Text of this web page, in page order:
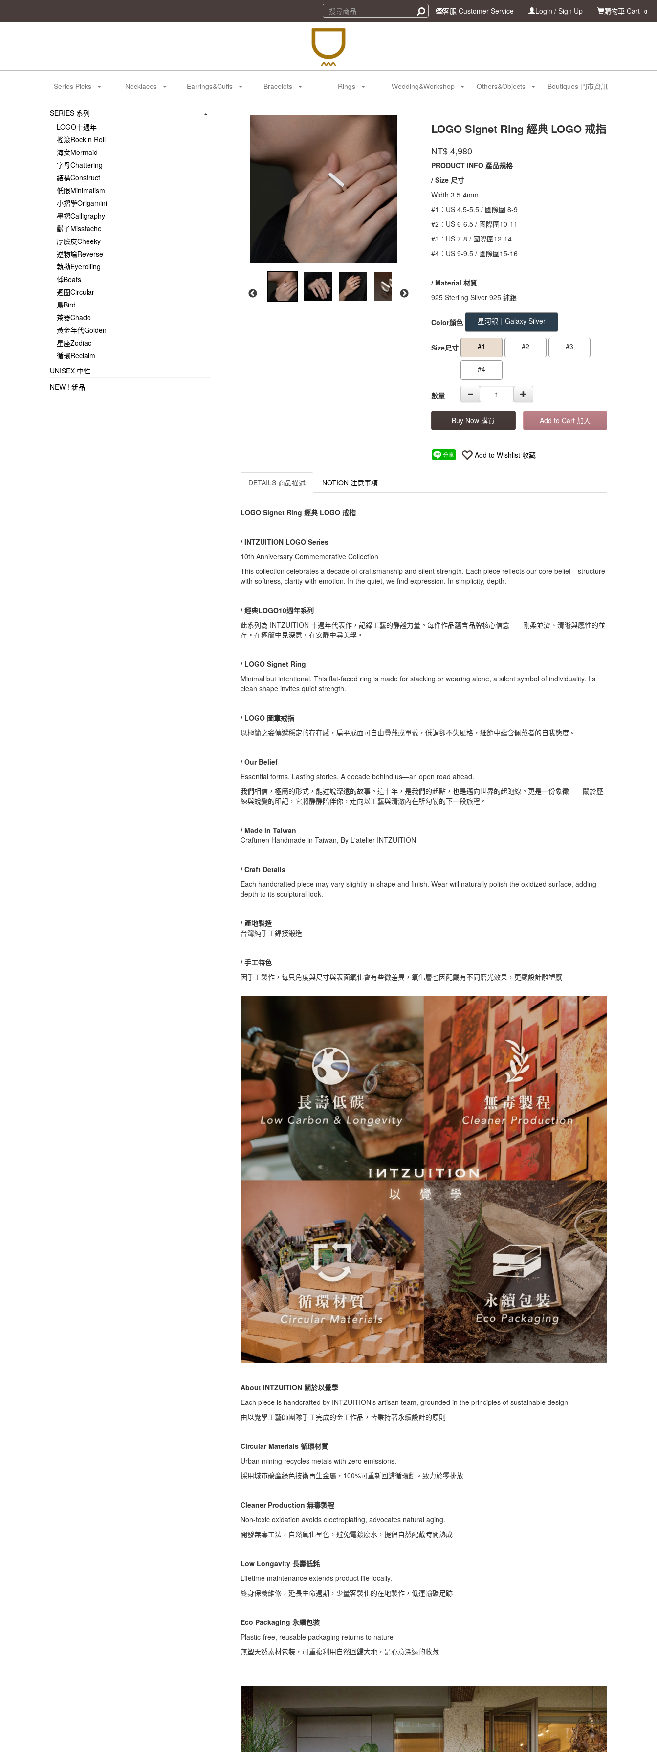
購物車 Cart 0
Login / Sign Up
客服 Customer Service
Series Picks Necklaces Earrings&Cuffs Bracelets Rings Wedding&Workshop Others&Objects Boutiques 門市資訊
SERIES 系列
LOGO十週年
搖滾Rock n Roll
海女Mermaid
字母Chattering
結構Construct
低限Minimalism
小摺學Origamini
墨摺Calligraphy
鬍子Misstache
厚臉皮Cheeky
逆物論Reverse
執拗Eyerolling
悸Beats
迴圈Circular
鳥Bird
茶器Chado
黃金年代Golden
星座Zodiac
循環Reclaim
UNISEX 中性
NEW ! 新品
LOGO Signet Ring 經典 LOGO 戒指
商品代號
CSR01
LOGO-
品牌 INTZUITION
NT$4,980
PRODUCT INFO 產品規格
/ Size 尺寸
Width 3.5-4mm
#1：US 4.5-5.5 / 國際圍 8-9
#2：US 6-6.5 / 國際圍10-11
#3：US 7-8 / 國際圍12-14
#4：US 9-9.5 / 國際圍15-16
/ Material 材質
925 Sterling Silver 925 純銀
GOODS000000000000000000184
GOODS000000000000000000183
Color顏色 星河銀｜Galaxy Silver
Size尺寸 #1 #2 #3
#4
數量
Buy Now 購買 Add to Cart 加入
Add to Wishlist 收藏
DETAILS 商品描述 NOTION 注意事項
LOGO Signet Ring 經典 LOGO 戒指
/ INTZUITION LOGO Series
10th Anniversary Commemorative Collection
This collection celebrates a decade of craftsmanship and silent strength. Each piece reflects our core belief—structure
with softness, clarity with emotion. In the quiet, we find expression. In simplicity, depth.
/ 經典LOGO10週年系列
此系列為 INTZUITION 十週年代表作，記錄工藝的靜謐力量。每件作品蘊含品牌核心信念——剛柔並濟、清晰與感性的並
存。在極簡中見深意，在安靜中尋美學。
/ LOGO Signet Ring
Minimal but intentional. This flat-faced ring is made for stacking or wearing alone, a silent symbol of individuality. Its
clean shape invites quiet strength.
/ LOGO 圖章戒指
以極簡之姿傳遞穩定的存在感，扁平戒面可自由疊戴或單戴，低調卻不失風格，細節中蘊含佩戴者的自我態度。
/ Our Belief
Essential forms. Lasting stories. A decade behind us—an open road ahead.
我們相信，極簡的形式，能述說深遠的故事。這十年，是我們的起點，也是邁向世界的起跑線。更是一份象徵——關於歷
練與蛻變的印記，它將靜靜陪伴你，走向以工藝與清澈內在所勾勒的下一段旅程。
/ Made in Taiwan
Craftmen Handmade in Taiwan, By L'atelier INTZUITION
/ Craft Details
Each handcrafted piece may vary slightly in shape and finish. Wear will naturally polish the oxidized surface, adding
depth to its sculptural look.
/ 產地製造
台灣純手工銲接鍛造
/ 手工特色
因手工製作，每只角度與尺寸與表面氧化會有些微差異，氧化層也因配戴有不同磨光效果，更顯設計雕塑感
About INTZUITION 關於以覺學
Each piece is handcrafted by INTZUITION’s artisan team, grounded in the principles of sustainable design.
由以覺學工藝師團隊手工完成的金工作品，皆秉持著永續設計的原則
Circular Materials 循環材質
Urban mining recycles metals with zero emissions.
採用城市礦產綠色技術再生金屬，100%可重新回歸循環鏈。致力於零排放
Cleaner Production 無毒製程
Non-toxic oxidation avoids electroplating, advocates natural aging.
開發無毒工法，自然氧化呈色，避免電鍍廢水，提倡自然配戴時間熟成
Low Longavity 長壽低耗
Lifetime maintenance extends product life locally.
終身保養維修，延長生命週期，少量客製化的在地製作，低運輸碳足跡
Eco Packaging 永續包裝
Plastic-free, reusable packaging returns to nature
無塑天然素材包裝，可重複利用自然回歸大地，是心意深遠的收藏